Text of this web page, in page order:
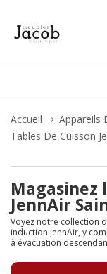
Accueil
Appareils
Tables De Cuisson
Magasinez
JennAir
Voyez notre collection
induction JennAir, y
à évacuation